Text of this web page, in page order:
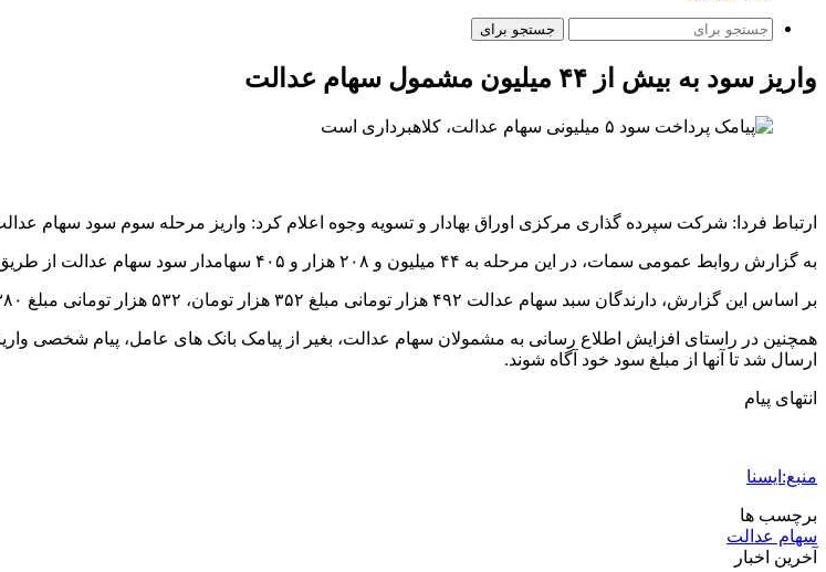
جستجو برای
واریز سود به بیش از ۴۴ میلیون مشمول سهام عدالت
ارتباط فردا: شرکت سپرده گذاری مرکزی اوراق بهادار و تسویه وجوه اعلام کرد: واریز مرحله سوم سود سهام عدالت سال منتهی به ۲۹ اسفندماه
به گزارش روابط عمومی سمات، در این مرحله به ۴۴ میلیون و ۲۰۸ هزار و ۴۰۵ سهامدار سود سهام عدالت از طریق ۱۹ بانک عامل به حساب مشمولان واریز شد.
بر اساس این گزارش، دارندگان سبد سهام عدالت ۴۹۲ هزار تومانی مبلغ ۳۵۲ هزار تومان، ۵۳۲ هزار تومانی مبلغ ۳۸۰ هزار تومان و سبد سهام یک میلیون تومانی ۷۱۶ هزار تومان سود دریافت کردند.
همچنین در راستای افزایش اطلاع رسانی به مشمولان سهام عدالت، بغیر از پیامک بانک های عامل، پیام شخصی
ارسال شد تا آنها از مبلغ سود خود آگاه شوند.
انتهای پیام
منبع:ایسنا
برچسب ها
سهام عدالت
آخرین اخبار